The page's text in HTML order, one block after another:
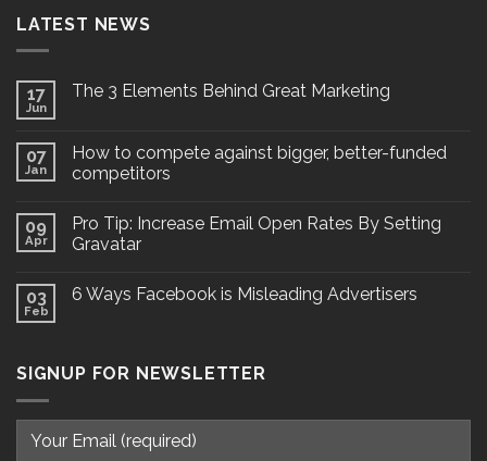
LATEST NEWS
17
Jun
The 3 Elements Behind Great Marketing
07
Jan
How to compete against bigger, better-funded
competitors
09
Apr
Pro Tip: Increase Email Open Rates By Setting
Gravatar
03
Feb
6 Ways Facebook is Misleading Advertisers
SIGNUP FOR NEWSLETTER